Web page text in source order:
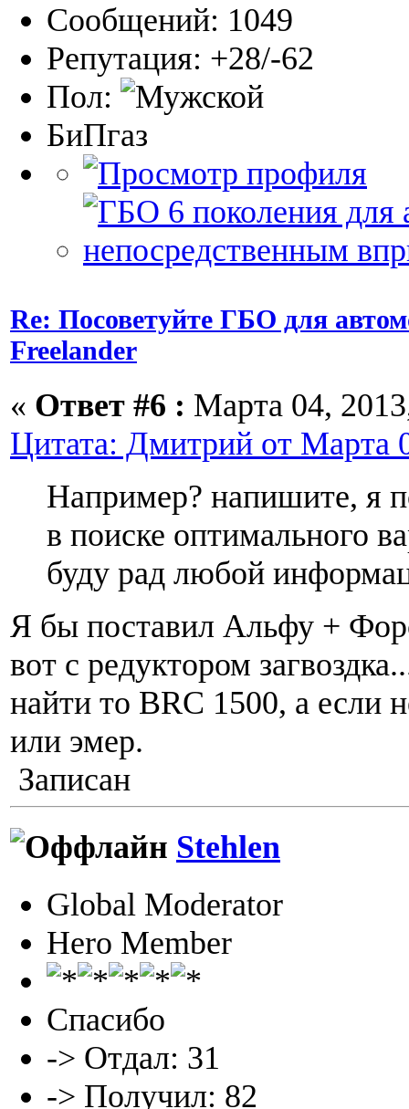
Сообщений: 1049
Репутация: +28/-62
Пол:
БиПгаз
Re: Посоветуйте ГБО для
Freelander
« Ответ #6 : Марта 04,
Цитата: Дмитрий от Марта
Например? напишите, я
в поиске оптимального
буду рад любой
Я бы поставил Альфу +
вот с редуктором
найти то BRC 1500, а если
или эмер.
Записан
Stehlen
Global Moderator
Hero Member
Спасибо
-> Отдал: 31
-> Получил: 82